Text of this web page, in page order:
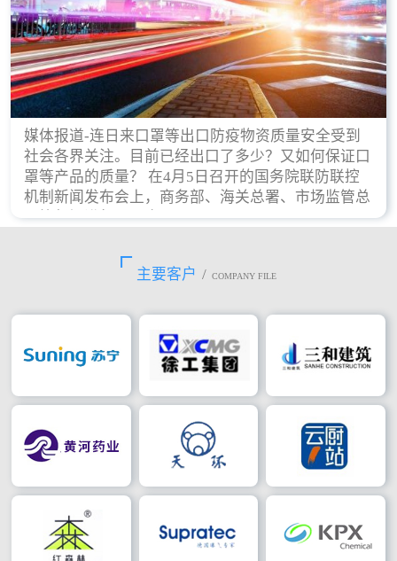
媒体报道-连日来口罩等出口防疫物资质量安全受到
社会各界关注。目前已经出口了多少？又如何保证口
罩等产品的质量？ 在4月5日召开的国务院联防联控
机制新闻发布会上，商务部、海关总署、市场监管总
局等部门进行了回应。
主要客户 / COMPANY FILE